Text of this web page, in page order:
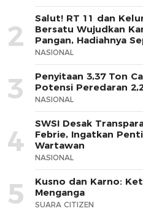
2
Salut! RT 11 dan
Bersatu Wujudkan
Pangan, Hadiahnya
NASIONAL
3
Penyitaan 3,37 Ton
Potensi Peredaran
NASIONAL
4
SWSI Desak
Febrie, Ingatkan
Wartawan
NASIONAL
5
Kusno dan Karno:
Menganga
SUARA CITIZEN